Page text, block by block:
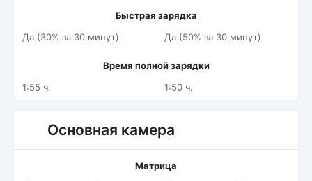
Быстрая зарядка
Да (30% за 30 минут)
Да (50% за 30 минут)
Время полной зарядки
1:55 ч.
1:50 ч.
Основная камера
Матрица